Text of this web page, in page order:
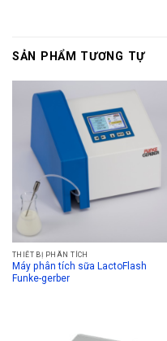
SẢN PHẨM TƯƠNG TỰ
THIẾT BỊ PHÂN TÍCH
Máy phân tích sữa LactoFlash
Funke-gerber